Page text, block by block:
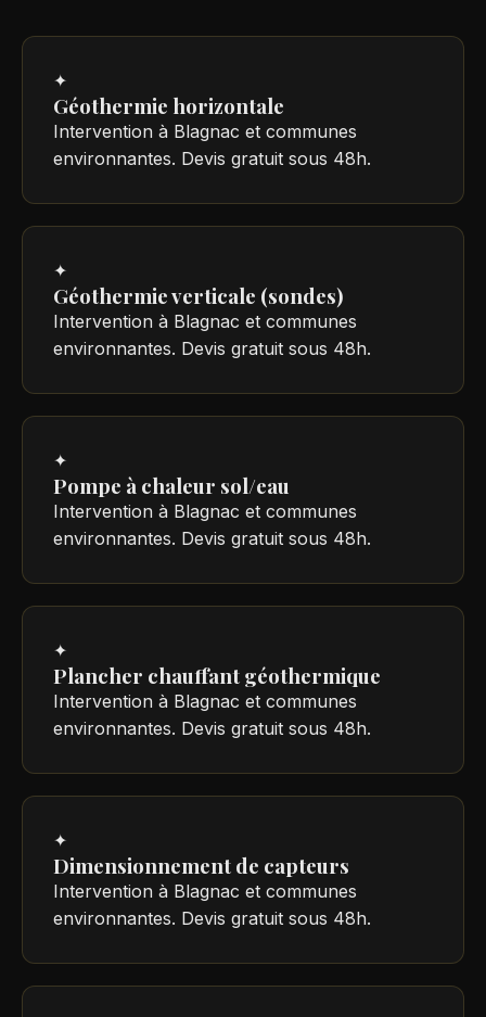
✦
Géothermie horizontale
Intervention à Blagnac et communes
environnantes. Devis gratuit sous 48h.
✦
Géothermie verticale (sondes)
Intervention à Blagnac et communes
environnantes. Devis gratuit sous 48h.
✦
Pompe à chaleur sol/eau
Intervention à Blagnac et communes
environnantes. Devis gratuit sous 48h.
✦
Plancher chauffant géothermique
Intervention à Blagnac et communes
environnantes. Devis gratuit sous 48h.
✦
Dimensionnement de capteurs
Intervention à Blagnac et communes
environnantes. Devis gratuit sous 48h.